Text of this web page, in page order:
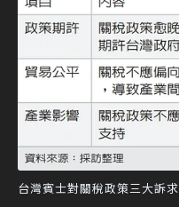
台灣賓士對關稅政策三大訴求